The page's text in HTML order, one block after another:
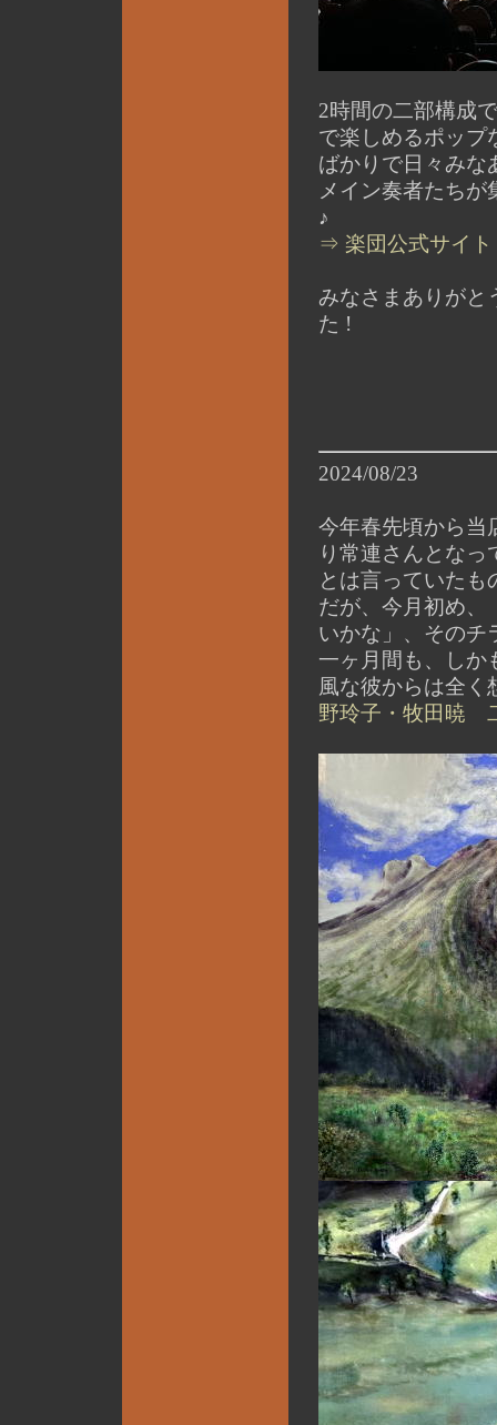
2時間の二部構成
で楽しめるポップ
ばかりで日々みな
メイン奏者たち
♪
⇒ 楽団公式サイト
みなさまありがと
た !
2024/08/23
今年春先頃から当
り常連さんとな
とは言っていた
だが、今月初め、
いかな」、そのチ
一ヶ月間も、しか
風な彼からは全
野玲子・牧田暁